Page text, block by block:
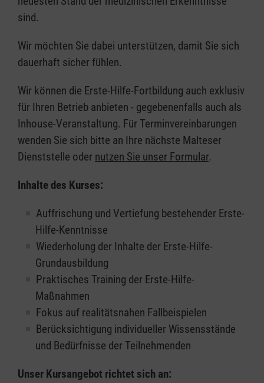
sind.
Wir möchten Sie dabei unterstützen, damit Sie sich
dauerhaft sicher fühlen.
Wir können die Erste-Hilfe-Fortbildung auch exklusiv
für Ihren Betrieb anbieten - gegebenenfalls auch als
Inhouse-Veranstaltung. Für Terminvereinbarungen
wenden Sie sich bitte an Ihre nächste Malteser
Dienststelle oder nutzen Sie unser Formular.
Inhalte des Kurses:
Auffrischung und Vertiefung bestehender Erste-
Hilfe-Kenntnisse
Wiederholung der Inhalte der Erste-Hilfe-
Grundausbildung
Praktisches Training der Erste-Hilfe-
Maßnahmen
Fokus auf realitätsnahen Fallbeispielen
Berücksichtigung individueller Wissensstände
und Bedürfnisse der Teilnehmenden
Unser Kursangebot richtet sich an: